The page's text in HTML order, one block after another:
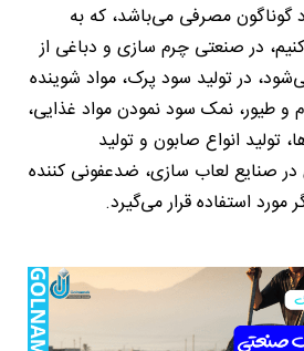
گوناگون مصرفی می‌باشد، که به
در صنعتی چرم سازی و دباغی از
در تولید سود پرک، مواد شوینده
و طیور، نمک سود نمودن مواد غذایی،
تولید انواع صابون و تولید
در صنایع لعاب سازی، ضدعفونی کننده
مورد استفاده قرار می‌گیرد.